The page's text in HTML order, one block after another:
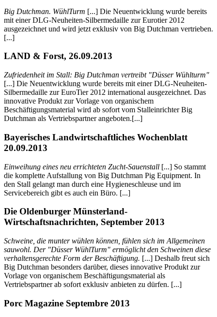
Big Dutchman. WühlTurm [...] Die Neuentwicklung wurde bereits
mit einer DLG-Neuheiten-Silbermedaille zur Eurotier 2012
ausgezeichnet und wird jetzt exklusiv von Big Dutchman vertrieben.
[...]
LAND & Forst, 26.09.2013
Zufriedenheit im Stall: Big Dutchman vertreibt "Düsser Wühlturm"
[...] Die Neuentwicklung wurde bereits mit einer DLG-Neuheiten-
Silbermedaille zur EuroTier 2012 international ausgezeichnet. Das
innovative Produkt zur Vorlage von organischem
Beschäftigungsmaterial wird ab sofort vom Stalleinrichter Big
Dutchman als Vertriebspartner angeboten.[...]
Bayerisches Landwirtschaftliches Wochenblatt
20.09.2013
Einweihung eines neu errichteten Zucht-Sauenstall [...] So stammt
die komplette Aufstallung von Big Dutchman Pig Equipment. In
den Stall gelangt man durch eine Hygieneschleuse und im
Servicebereich gibt es auch ein Büro. [...]
Die Oldenburger Münsterland-
Wirtschaftsnachrichten, September 2013
Schweine, die munter wühlen können, fühlen sich im Allgemeinen
sauwohl. Der "Düsser WühlTurm" ermöglicht den Schweinen diese
verhaltensgerechte Form der Beschäftigung. [...] Deshalb freut sich
Big Dutchman besonders darüber, dieses innovative Produkt zur
Vorlage von organischem Beschäftigungsmaterial als
Vertriebspartner ab sofort exklusiv anbieten zu dürfen. [...]
Porc Magazine Septembre 2013